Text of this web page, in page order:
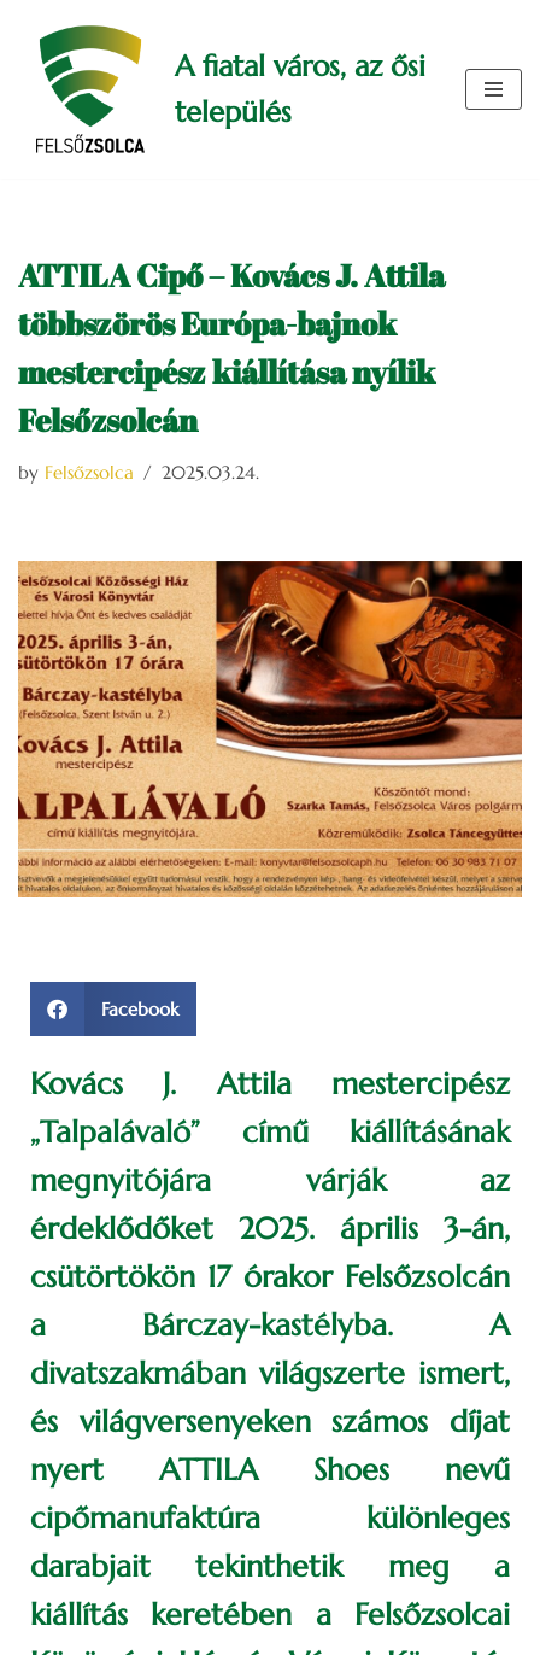
Skip
content
A fiatal város, az ősi
település
ATTILA Cipő – Kovács J. Attila
többszörös Európa-bajnok
mestercipész kiállítása nyílik
Felsőzsolcán
by Felsőzsolca 2025.03.24.
Facebook
Kovács J. Attila mestercipész
„Talpalávaló” című kiállításának
megnyitójára várják az
érdeklődőket 2025. április 3-án,
csütörtökön 17 órakor Felsőzsolcán
a Bárczay-kastélyba. A
divatszakmában világszerte ismert,
és világversenyeken számos díjat
nyert ATTILA Shoes nevű
cipőmanufaktúra különleges
darabjait tekinthetik meg a
kiállítás keretében a Felsőzsolcai